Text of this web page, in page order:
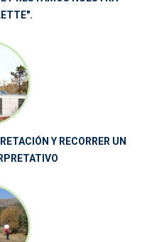
Y RECORRER UN